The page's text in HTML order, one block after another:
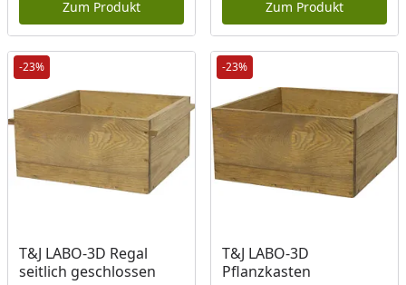
Zum Produkt Zum Produkt
-23%
T&J LABO-3D Regal
seitlich geschlossen
-23%
T&J LABO-3D
Pflanzkasten